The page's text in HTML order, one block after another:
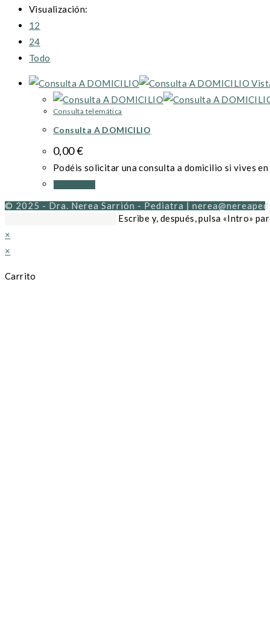
Visualización:
12
24
Todo
Consulta telemática
Consulta A DOMICILIO
0,00€
Podéis solicitar una consulta a domicilio si vives
© 2025 - Dra. Nerea Sarrión - Pediatra |
en
esta
Escribe y, después, pulsa «Intro»
×
×
Carrito